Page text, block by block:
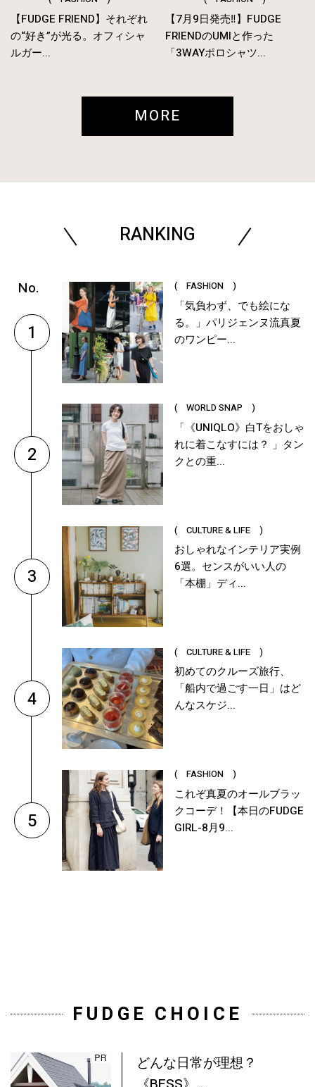
【FUDGE FRIEND】それぞれ
の“好き”が光る。オフィシャ
ルガー...
【7月9日発売‼︎】FUDGE
FRIENDのUMIと作った
「3WAYポロシャツ...
MORE
RANKING
1
( FASHION )
「気負わず、でも絵にな
る。」パリジェンヌ流真夏
のワンピー...
2
( WORLD SNAP )
「《UNIQLO》白Tをおしゃ
れに着こなすには？ 」タン
クとの重...
3
( CULTURE & LIFE )
おしゃれなインテリア実例
6選。センスがいい人の
「本棚」ディ...
4
( CULTURE & LIFE )
初めてのクルーズ旅行、
「船内で過ごす一日」はど
んなスケジ...
5
( FASHION )
これぞ真夏のオールブラッ
クコーデ！【本日のFUDGE
GIRL-8月9...
FUDGE CHOICE
どんな日常が理想？